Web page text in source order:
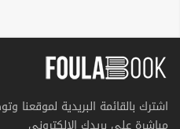
اشترك بالقائمة البريدية لموقعنا